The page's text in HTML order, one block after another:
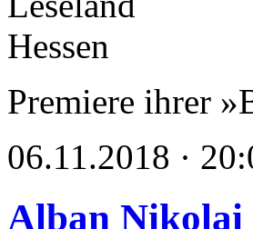
Premiere ihrer
06.11.2018 ·
Alban Nikolai